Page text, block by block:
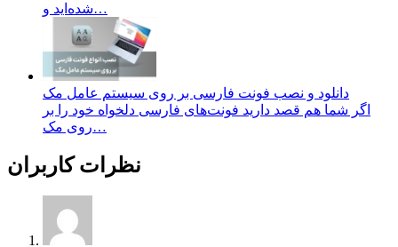
شده‌اید و…
دانلود و نصب فونت فارسی بر روی سیستم عامل مک
اگر شما هم قصد دارید فونت‌های فارسی دلخواه خود را بر
روی مک…
نظرات کاربران